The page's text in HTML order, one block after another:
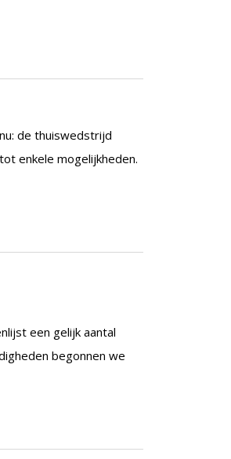
de thuiswedstrijd
enkele mogelijkheden.
een gelijk aantal
begonnen we